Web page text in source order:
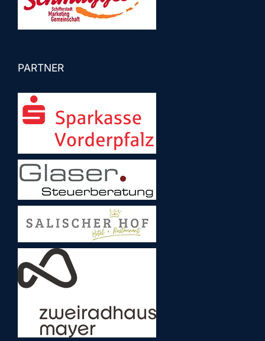
PARTNER